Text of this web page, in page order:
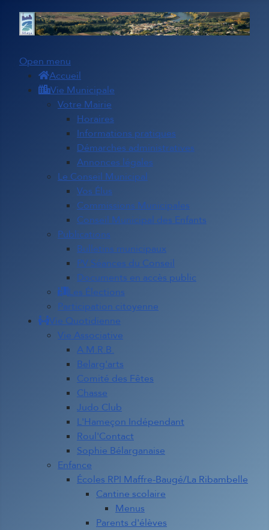
Open menu
Accueil
Vie Municipale
Votre Mairie
Horaires
Informations pratiques
Démarches administratives
Annonces légales
Le Conseil Municipal
Vos Élus
Commissions Municipales
Conseil Municipal des Enfants
Publications
Bulletins municipaux
PV Séances du Conseil
Documents en accès public
Les Élections
Participation citoyenne
Vie Quotidienne
Vie Associative
A.M.R.B.
Belarg'arts
Comité des Fêtes
Chasse
Judo Club
L'Hameçon Indépendant
Roul'Contact
Sophie Bélarganaise
Enfance
Écoles RPI Maffre-Baugé/La Ribambelle
Cantine scolaire
Menus
Parents d'élèves